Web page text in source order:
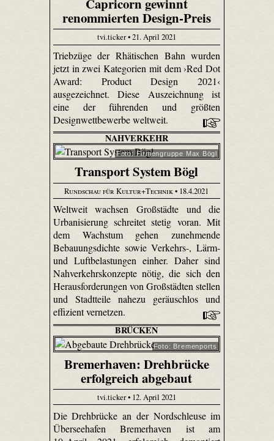
renommierten Design-Preis
tvi.ticker • 21. April 2021
Triebzüge der Rhätischen Bahn wurden
jetzt in zwei Kategorien mit dem ›Red Dot
Award: Product Design 2021‹
ausgezeichnet. Diese Auszeichnung ist
eine der führenden und größten
Designwettbewerbe weltweit.
NAHVERKEHR
Foto: Firmengruppe Max Bögl
Transport System Bögl
Rundschau für Kultur+Technik• 18.4.2021
Weltweit wachsen Großstädte und die
Urbanisierung schreitet stetig voran. Mit
dem Wachstum gehen zunehmende
Bebauungsdichte sowie Verkehrs-, Lärm-
und Luftbelastungen einher. Daher sind
Nahverkehrskonzepte nötig, die sich den
Herausforderungen von Großstädten stellen
und Stadtteile nahezu geräuschlos und
effizient vernetzen.
BRÜCKEN
Foto: Bremenports
Bremerhaven: Drehbrücke
erfolgreich abgebaut
tvi.ticker • 12. April 2021
Die Drehbrücke an der Nordschleuse im
Überseehafen Bremerhaven ist am